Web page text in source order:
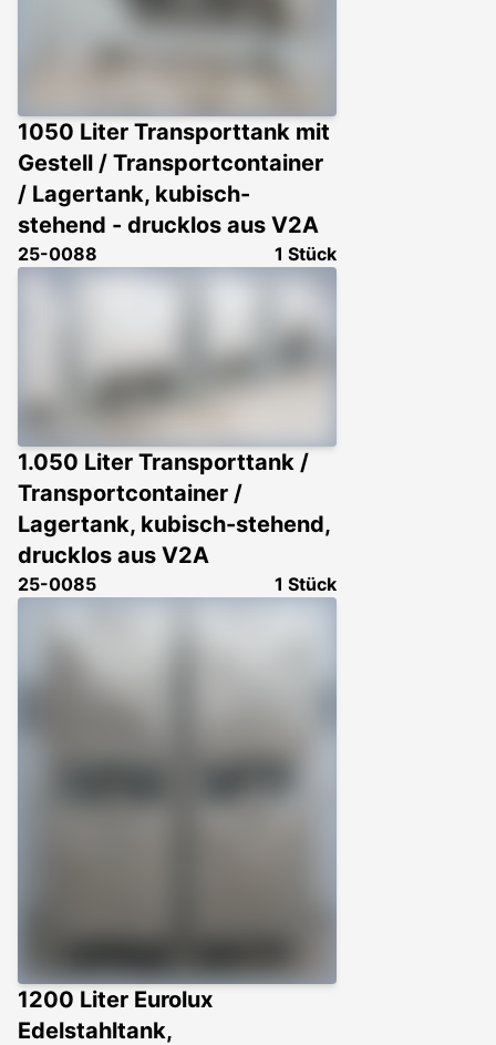
1050 Liter Transporttank mit
Gestell / Transportcontainer
/ Lagertank, kubisch-
stehend - drucklos aus V2A
25-0088 1 Stück
1.050 Liter Transporttank /
Transportcontainer /
Lagertank, kubisch-stehend,
drucklos aus V2A
25-0085 1 Stück
1200 Liter Eurolux
Edelstahltank,